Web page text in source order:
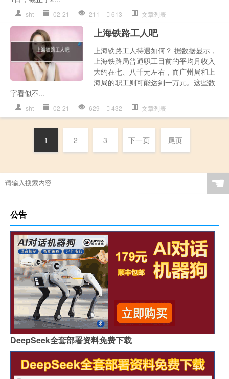
sht 02-21 211 613 文章列表
上海铁路工人吧
上海铁路工人待遇如何？ 据数据显示，
上海铁路局普通职工目前的平均月收入
大约在七、八千元左右，而广州局和上
海局的职工则可能达到一万元。这些数
字看似不...
sht 02-21 629 432 文章列表
1 2 3 下一页 尾页
☚
公告
DeepSeek全套部署资料免费下载